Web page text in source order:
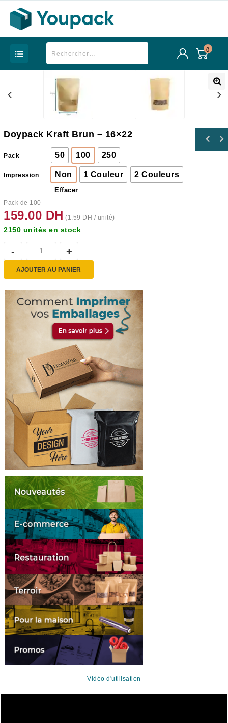
0
Doypack Kraft Brun – 16×22
Pack 50 100 250
Impression Non 1 Couleur 2 Couleurs
Effacer
Pack de 100
159.00 DH (1.59 DH / unité)
2150 unités en stock
AJOUTER AU PANIER
Vidéo d'utilisation